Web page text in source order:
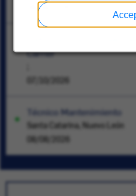
08/08/2026
Carrier
Técnico Mantenimiento
Santa Catarina, Nuevo León
08/08/2026